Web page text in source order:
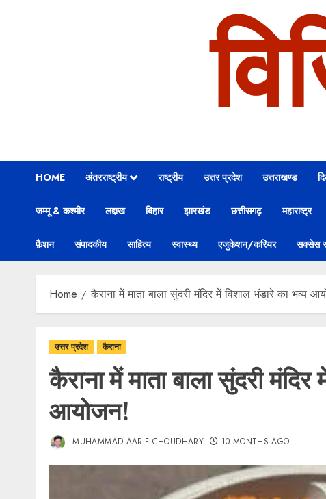
HOME अंतरराष्ट्रीय राष्ट्रीय उत्तर प्रदेश उत्तराखण्ड
जम्मू & कश्मीर लद्दाख बिहार झारखंड छत्तीसगढ़ महाराष्ट्र
फ़ैशन संपादकीय साहित्य स्वास्थ्य एजुकेशन/करियर सक्सेस
Home कैराना में माता बाला सुंदरी मंदिर में विशाल भंडारे का भव्य
उत्तर प्रदेश कैराना
कैराना में माता बाला सुंदरी
आयोजन!
MUHAMMAD AARIF CHOUDHARY 10 MONTHS AGO